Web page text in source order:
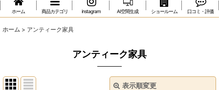
ホーム 商品カテゴリ instagram AI空間生成 ショールーム 口コミ・評価
ホーム > アンティーク家具
アンティーク家具
表示順変更